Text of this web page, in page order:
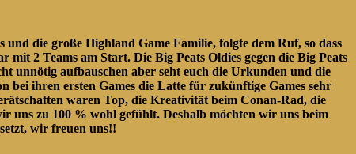
die große Highland Game Familie, folgte dem Ruf, so dass
2 Teams am Start. Die Big Peats Oldies gegen die Big Peats
unnötig aufbauschen aber seht euch die Urkunden und die
bei ihren ersten Games die Latte für zukünftige Games sehr
waren Top, die Kreativität beim Conan-Rad, die
uns zu 100 % wohl gefühlt. Deshalb möchten wir uns beim
wir freuen uns!!